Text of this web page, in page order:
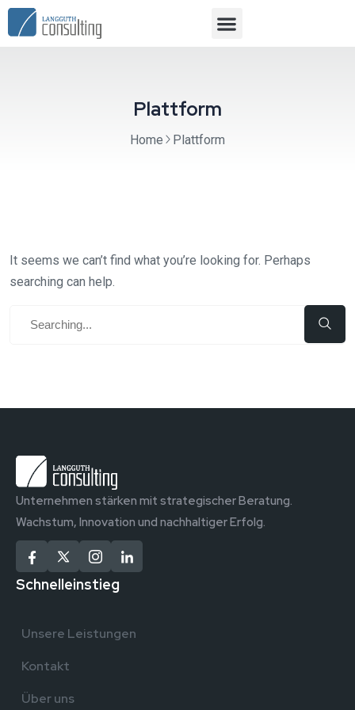
Plattform
Home Plattform
It seems we can’t find what you’re looking for. Perhaps
searching can help.
Unternehmen stärken mit strategischer Beratung.
Wachstum, Innovation und nachhaltiger Erfolg.
Schnelleinstieg
Unsere Leistungen
Kontakt
Über uns